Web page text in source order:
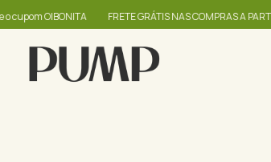
FRETE GRÁTIS NAS COMPRAS A PARTIR DE R$399